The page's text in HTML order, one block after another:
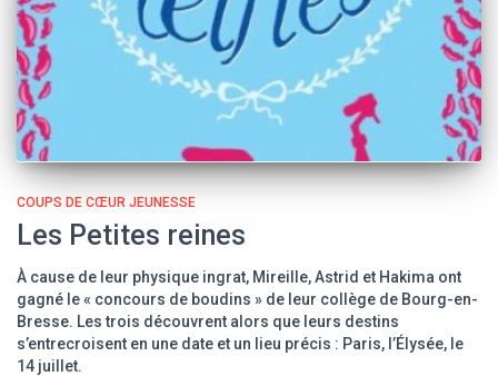
COUPS DE CŒUR JEUNESSE
Les Petites reines
À cause de leur physique ingrat, Mireille, Astrid et Hakima ont
gagné le « concours de boudins » de leur collège de Bourg-en-
Bresse. Les trois découvrent alors que leurs destins
s’entrecroisent en une date et un lieu précis : Paris, l’Élysée, le
14 juillet.